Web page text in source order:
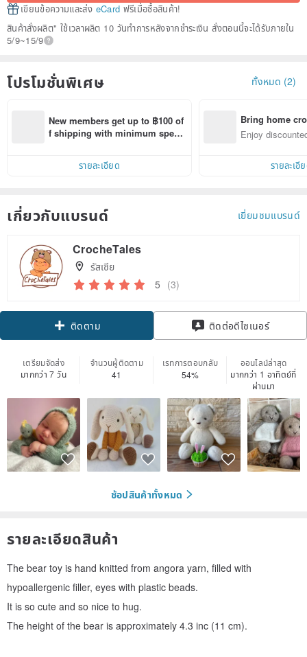
เขียนข้อความและส่ง eCard ฟรีเมื่อซื้อสินค้า!
สินค้าสั่งผลิต" ใช้เวลาผลิต 10 วันทำการหลังจากชำระเงิน สั่งตอนนี้จะได้รับภายใน
5/9~15/9
โปรโมชั่นพิเศษ ทั้งหมด (2)
New members get up to ฿100 of
f shipping with minimum spen
รายละเอียด
Bring home
n with ease
Enjoy
รายละเอี
เกี่ยวกับแบรนด์ เยี่ยมชมแบรนด์
CrocheTales
รัสเซีย
5 (3)
ติดตาม
ติดต่อดีไซเนอร์
เตรียมจัดส่ง
มากกว่า 7 วัน
จำนวนผู้ติดตาม
41
เรทการตอบกลับ
54%
ออนไลน์ล่าสุด
มากกว่า 1 อาทิตย์ที่
ผ่านมา
ช้อปสินค้าทั้งหมด
รายละเอียดสินค้า
The bear toy is hand knitted from angora yarn, filled with
hypoallergenic filler, eyes with plastic beads.
It is so cute and so nice to hug.
The height of the bear is approximately 4.3 inc (11 cm).